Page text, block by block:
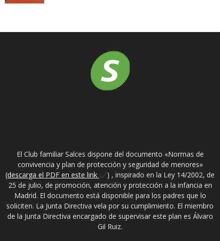
El Club familiar Salces dispone del documento «Normas de
convivencia y plan de protección y seguridad de menores»
(descarga el PDF en este link
) , inspirado en la Ley 14/2002, de
25 de julio, de promoción, atención y protección a la infancia en
Madrid. El documento está disponible para los padres que lo
soliciten. La Junta Directiva vela por su cumplimiento. El miembro
de la Junta Directiva encargado de supervisar este plan es Álvaro
Gil Ruiz.